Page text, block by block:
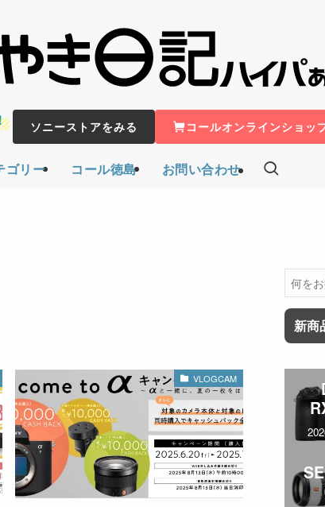
ゴリー コール徳島 お問い合わせ
ソニーストアをみる コールオンラインショッ
VLOGCAM
検
索
新商